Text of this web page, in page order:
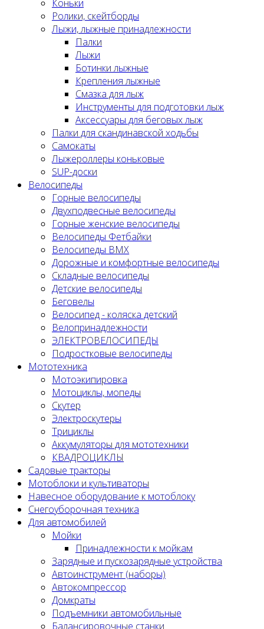
Коньки
Ролики, скейтборды
Лыжи, лыжные принадлежности
Палки
Лыжи
Ботинки лыжные
Крепления лыжные
Смазка для лыж
Инструменты для подготовки лыж
Аксессуары для беговых лыж
Палки для скандинавской ходьбы
Самокаты
Лыжероллеры коньковые
SUP-доски
Велосипеды
Горные велосипеды
Двухподвесные велосипеды
Горные женские велосипеды
Велосипеды Фетбайки
Велосипеды BMX
Дорожные и комфортные велосипеды
Складные велосипеды
Детские велосипеды
Беговелы
Велосипед - коляска детский
Велопринадлежности
ЭЛЕКТРОВЕЛОСИПЕДЫ
Подростковые велосипеды
Мототехника
Мотоэкипировка
Мотоциклы, мопеды
Скутер
Электроскутеры
Трициклы
Аккумуляторы для мототехники
КВАДРОЦИКЛЫ
Садовые тракторы
Мотоблоки и культиваторы
Навесное оборудование к мотоблоку
Снегоуборочная техника
Для автомобилей
Мойки
Принадлежности к мойкам
Зарядные и пускозарядные устройства
Автоинструмент (наборы)
Автокомпрессор
Домкраты
Подъемники автомобильные
Балансировочные станки